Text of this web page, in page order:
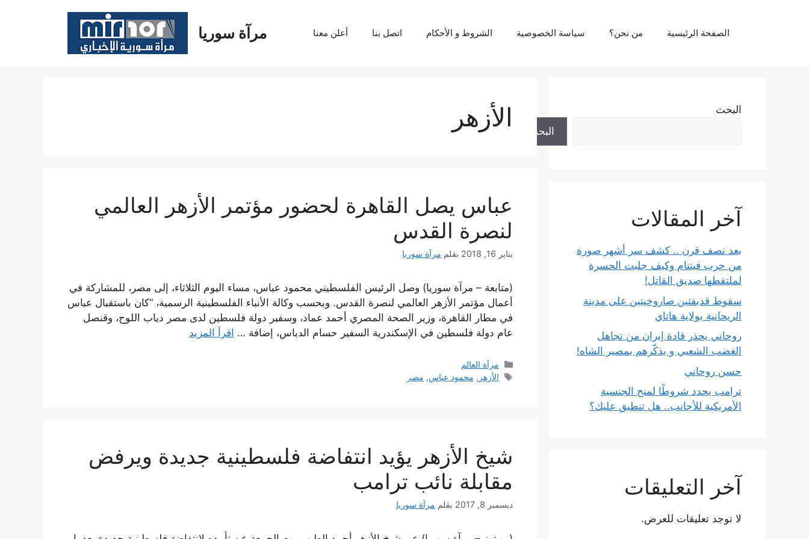
مرآة سوريا الصفحة الرئيسية من نحن؟ سياسة الخصوصية الشروط و الأحكام اتصل بنا أعلن معنا
الأزهر
عباس يصل القاهرة ‎لحضور مؤتمر الأزهر العالمي
لنصرة القدس
يناير 16, 2018 بقلم مرآة سوريا
(متابعة – مرآة سوريا) وصل الرئيس الفلسطيني محمود عباس، مساء اليوم الثلاثاء، إلى مصر، للمشاركة في
أعمال مؤتمر الأزهر العالمي لنصرة القدس. وبحسب وكالة الأنباء الفلسطينية الرسمية، “كان باستقبال عباس
في مطار القاهرة، وزير الصحة المصري أحمد عماد، وسفير دولة فلسطين لدى مصر دياب اللوح، وقنصل
عام دولة فلسطين في الإسكندرية السفير حسام الدباس، إضافة … اقرأ المزيد
التصنيفات
مرآة العالم
الوسوم
الأزهر , محمود عباس, مصر
شيخ الأزهر يؤيد انتفاضة فلسطينية جديدة ويرفض
مقابلة نائب ترامب
ديسمبر 8, 2017 بقلم مرآة سوريا
البحث
البحث
آخر المقالات
بعد نصف قرن .. كشف سر أشهر صورة
من حرب فيتنام وكيف جلبت الحسرة
لملتقطها صديق القاتل!
سقوط قذيفتين صاروخيتين على مدينة
الريحانية بولاية هاتاي
روحاني يحذر قادة إيران من تجاهل
الغضب الشعبي و يذكّرهم بمصير الشاه!
حسن روحاني
ترامب يحدد شروطًا لمنح الجنسية
الأمريكية للأجانب.. هل تنطبق عليك؟
آخر التعليقات
لا توجد تعليقات للعرض.